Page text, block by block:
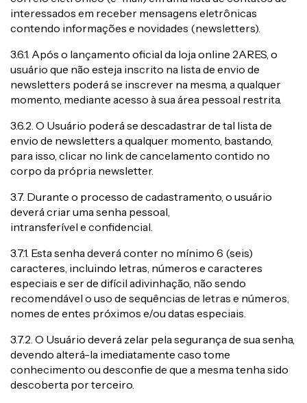
interessados em receber mensagens eletrônicas
contendo informações e novidades (newsletters).
3.6.1. Após o lançamento oficial da loja online 2ARES, o
usuário que não esteja inscrito na lista de envio de
newsletters poderá se inscrever na mesma, a qualquer
momento, mediante acesso à sua área pessoal restrita.
3.6.2. O Usuário poderá se descadastrar de tal lista de
envio de newsletters a qualquer momento, bastando,
para isso, clicar no link de cancelamento contido no
corpo da própria newsletter.
3.7. Durante o processo de cadastramento, o usuário
deverá criar uma senha pessoal,
intransferível e confidencial.
3.7.1. Esta senha deverá conter no mínimo 6 (seis)
caracteres, incluindo letras, números e caracteres
especiais e ser de difícil adivinhação, não sendo
recomendável o uso de sequências de letras e números,
nomes de entes próximos e/ou datas especiais.
3.7.2. O Usuário deverá zelar pela segurança de sua senha,
devendo alterá-la imediatamente caso tome
conhecimento ou desconfie de que a mesma tenha sido
descoberta por terceiro.